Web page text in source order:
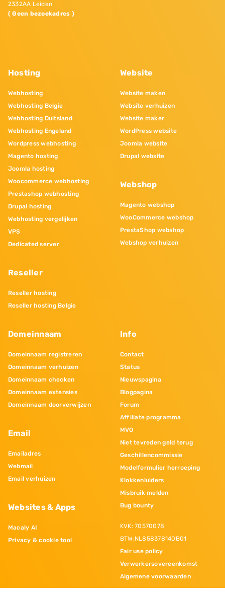
2332AA Leiden
( Geen bezoekadres )
Hosting
Webhosting
Webhosting Belgie
Webhosting Duitsland
Webhosting Engeland
Wordpress webhosting
Magento hosting
Joomla hosting
Woocommerce webhosting
Prestashop webhosting
Drupal hosting
Webhosting vergelijken
VPS
Dedicated server
Reseller
Reseller hosting
Reseller hosting Belgie
Website
Website maken
Website verhuizen
Website maker
WordPress website
Joomla website
Drupal website
Webshop
Magento webshop
WooCommerce webshop
PrestaShop webshop
Webshop verhuizen
Domeinnaam
Domeinnaam registreren
Domeinnaam verhuizen
Domeinnaam checken
Domeinnaam extensies
Domeinnaam doorverwijzen
Email
Emailadres
Webmail
Email verhuizen
Websites & Apps
Macaly AI
Privacy & cookie tool
Info
Contact
Status
Nieuwspagina
Blogpagina
Forum
Affiliate programma
MVO
Niet tevreden geld terug
Geschillencommissie
Modelformulier herroeping
Klokkenluiders
Misbruik melden
Bug bounty
KVK: 70570078
BTW:NL858378140B01
Fair use policy
Verwerkersovereenkomst
Algemene voorwaarden